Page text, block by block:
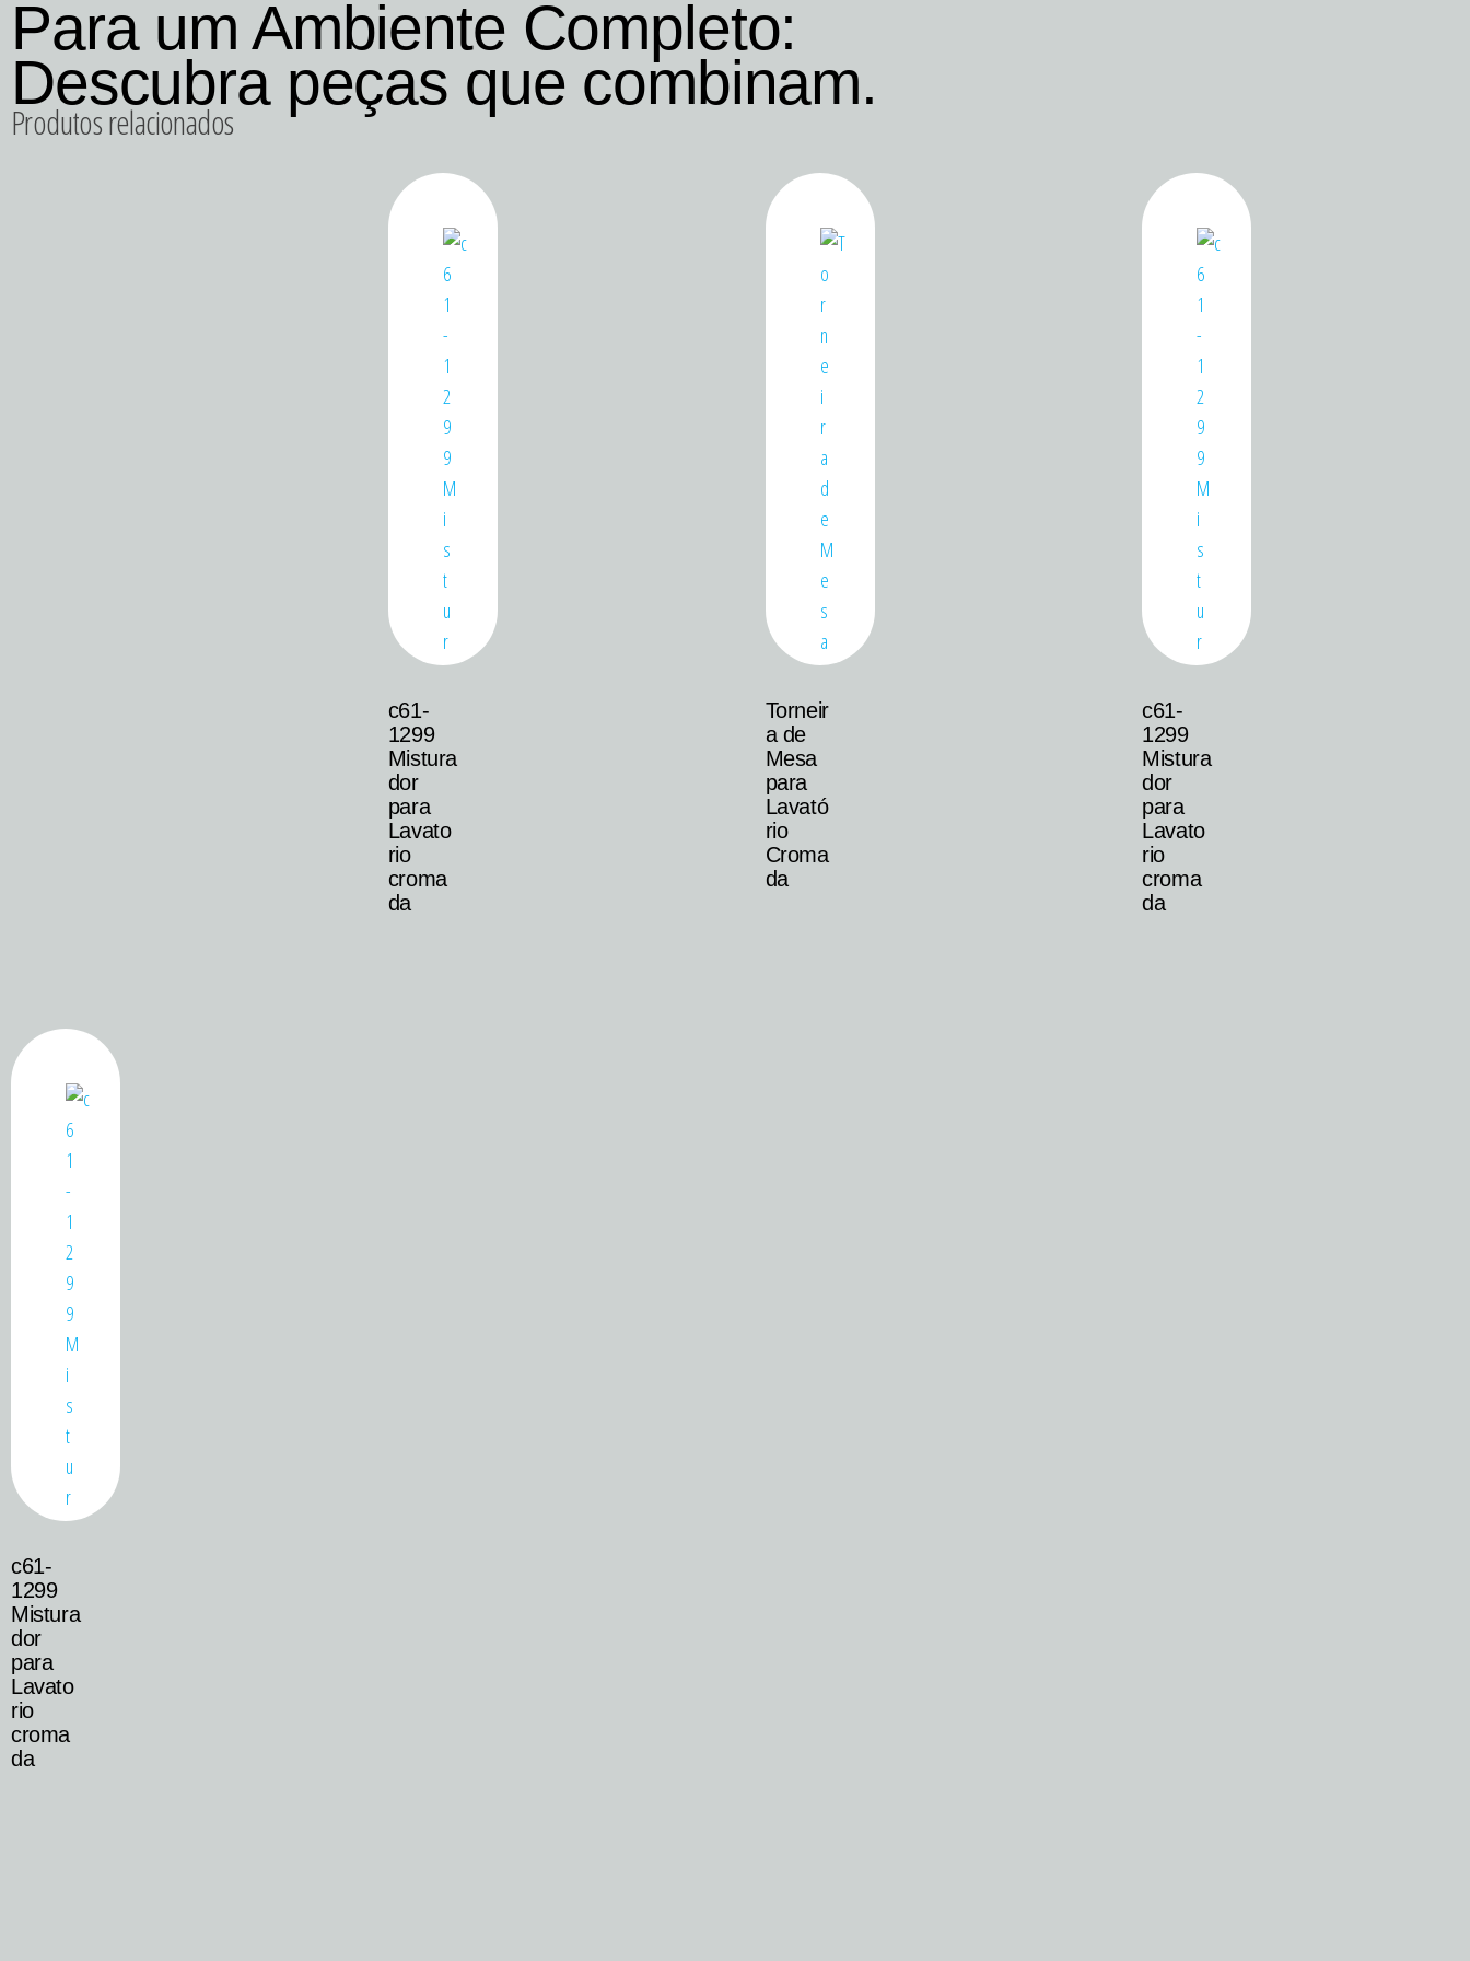
Para um Ambiente Completo:
Descubra peças que combinam.
Produtos relacionados
c61-
1299
Mistura
dor
para
Lavato
rio
croma
da
Torneir
a de
Mesa
para
Lavató
rio
Croma
da
c61-
1299
Mistura
dor
para
Lavato
rio
croma
da
c61-
1299
Mistura
dor
para
Lavato
rio
croma
da